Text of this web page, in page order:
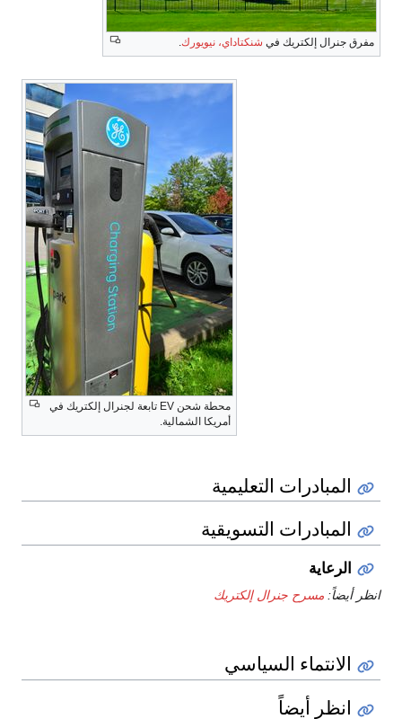
مفرق جنرال إلكتريك في شنكتاداي، نيويورك
محطة شحن EV تابعة لجنرال إلكتريك في
أمريكا الشمالية.
المبادرات التعليمية
المبادرات التسويقية
الرعاية
انظر أيضاً: مسرح جنرال إلكتريك
الانتماء السياسي
انظر أيضاً